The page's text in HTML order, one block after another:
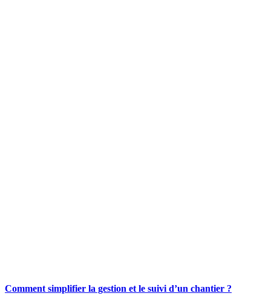
Comment simplifier la gestion et le suivi d’un chantier ?